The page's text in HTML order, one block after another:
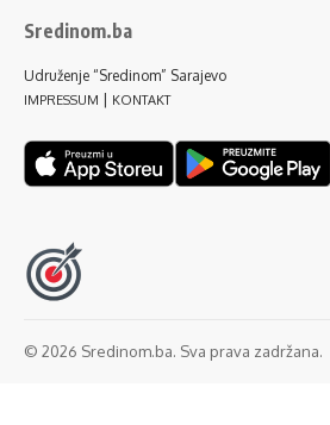
Sredinom.ba
Udruženje “Sredinom” Sarajevo
IMPRESSUM | KONTAKT
© 2026 Sredinom.ba. Sva prava zadržana.